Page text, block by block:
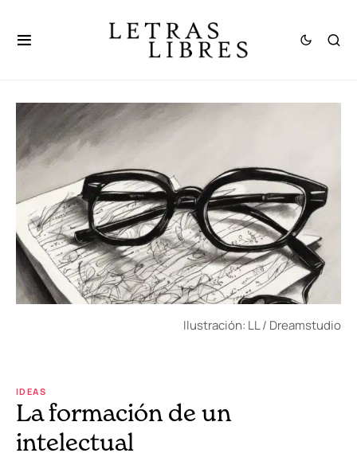
Ilustración: LL / Dreamstudio
IDEAS
La formación de un
intelectual